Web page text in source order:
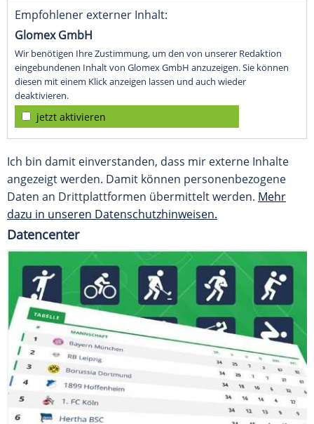
Empfohlener externer Inhalt:
Glomex GmbH
Wir benötigen Ihre Zustimmung, um den von unserer Redaktion
eingebundenen Inhalt von Glomex GmbH anzuzeigen. Sie können
diesen mit einem Klick anzeigen lassen und auch wieder
deaktivieren.
jetzt aktivieren
Ich bin damit einverstanden, dass mir externe Inhalte
angezeigt werden. Damit können personenbezogene
Daten an Drittplattformen übermittelt werden. Mehr
dazu in unseren Datenschutzhinweisen.
Datencenter